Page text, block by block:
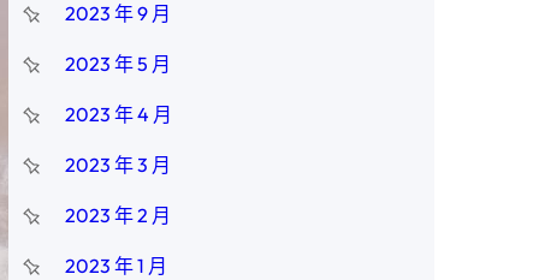
2023 年 9 月
2023 年 5 月
2023 年 4 月
2023 年 3 月
2023 年 2 月
2023 年 1 月